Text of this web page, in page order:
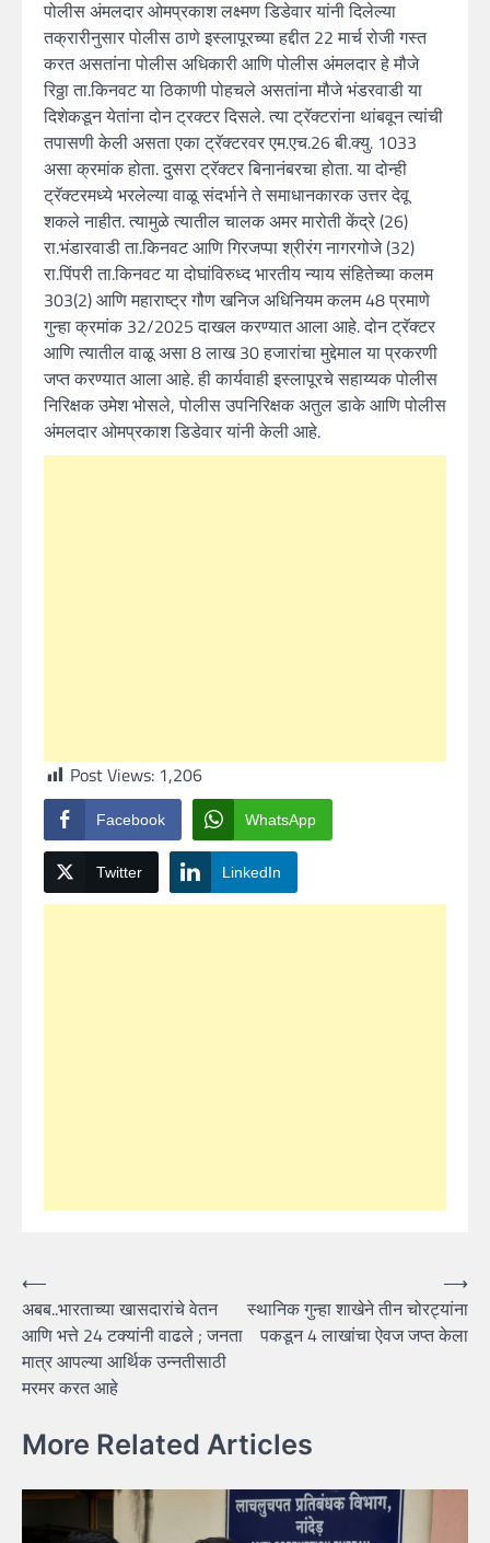
पोलीस अंमलदार ओमप्रकाश लक्ष्मण डिडेवार यांनी दिलेल्या
तक्रारीनुसार पोलीस ठाणे इस्लापूरच्या हद्दीत 22 मार्च रोजी गस्त
करत असतांना पोलीस अधिकारी आणि पोलीस अंमलदार हे मौजे
रिठ्ठा ता.किनवट या ठिकाणी पोहचले असतांना मौजे भंडरवाडी या
दिशेकडून येतांना दोन ट्रक्टर दिसले. त्या ट्रॅक्टरांना थांबवून त्यांची
तपासणी केली असता एका ट्रॅक्टरवर एम.एच.26 बी.क्यु. 1033
असा क्रमांक होता. दुसरा ट्रॅक्टर बिनानंबरचा होता. या दोन्ही
ट्रॅक्टरमध्ये भरलेल्या वाळू संदर्भाने ते समाधानकारक उत्तर देवू
शकले नाहीत. त्यामुळे त्यातील चालक अमर मारोती केंद्रे (26)
रा.भंडारवाडी ता.किनवट आणि गिरजप्पा श्रीरंग नागरगोजे (32)
रा.पिंपरी ता.किनवट या दोघांविरुध्द भारतीय न्याय संहितेच्या कलम
303(2) आणि महाराष्ट्र गौण खनिज अधिनियम कलम 48 प्रमाणे
गुन्हा क्रमांक 32/2025 दाखल करण्यात आला आहे. दोन ट्रॅक्टर
आणि त्यातील वाळू असा 8 लाख 30 हजारांचा मुद्देमाल या प्रकरणी
जप्त करण्यात आला आहे. ही कार्यवाही इस्लापूरचे सहाय्यक पोलीस
निरिक्षक उमेश भोसले, पोलीस उपनिरिक्षक अतुल डाके आणि पोलीस
अंमलदार ओमप्रकाश डिडेवार यांनी केली आहे.
Post Views: 1,206
Facebook WhatsApp
Twitter LinkedIn
Post
navigation
⟵
अबब..भारताच्या खासदारांचे वेतन
आणि भत्ते 24 टक्यांनी वाढले ; जनता
मात्र आपल्या आर्थिक उन्नतीसाठी
मरमर करत आहे
स्थानिक गुन्हा शाखेने तीन चोरट्यांना
पकडून 4 लाखांचा ऐवज जप्त केला
⟶
More Related Articles